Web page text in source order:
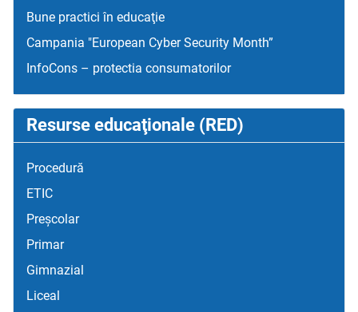
Bune practici în educaţie
Campania "European Cyber Security Month”
InfoCons – protectia consumatorilor
Resurse educaţionale (RED)
Procedură
ETIC
Preșcolar
Primar
Gimnazial
Liceal